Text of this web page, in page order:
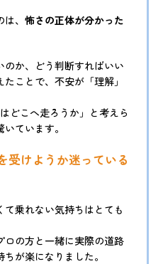
、 怖さの正体が分かった
か、どう判断すればいい
ことで、不安が「理解」
どこへ走ろうか」と考えら
ています。
受けようか迷っている
乗れない気持ちはとても
ロの方と一緒に実際の道路
が楽になりました。